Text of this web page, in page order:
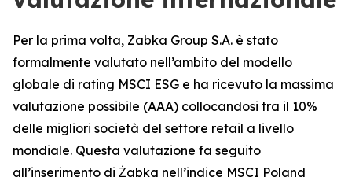
Per la prima volta, Zabka Group S.A. è stato
formalmente valutato nell’ambito del modello
globale di rating MSCI ESG e ha ricevuto la massima
valutazione possibile (AAA) collocandosi tra il 10%
delle migliori società del settore retail a livello
mondiale. Questa valutazione fa seguito
all’inserimento di Żabka nell’indice MSCI Poland